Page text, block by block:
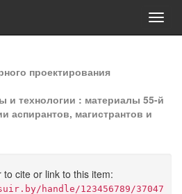
проектирования
и технологии : материалы 55-й
аспирантов, магистрантов и
cite or link to this item:
handle/123456789/37047